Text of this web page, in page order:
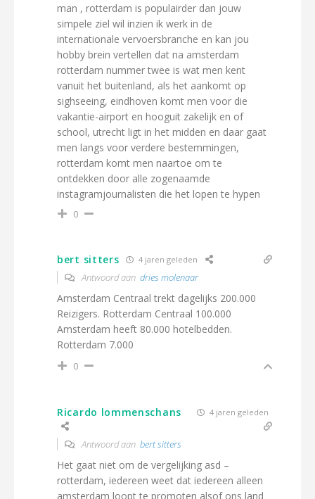
man , rotterdam is populairder dan jouw
simpele ziel wil inzien ik werk in de
internationale vervoersbranche en kan jou
hobby brein vertellen dat na amsterdam
rotterdam nummer twee is wat men kent
vanuit het buitenland, als het aankomt op
sighseeing, eindhoven komt men voor die
vakantie-airport en hooguit zakelijk en of
school, utrecht ligt in het midden en daar gaat
men langs voor verdere bestemmingen,
rotterdam komt men naartoe om te
ontdekken door alle zogenaamde
instagramjournalisten die het lopen te hypen
0
bert sitters 4 jaren geleden
Antwoord aan dries molenaar
Amsterdam Centraal trekt dagelijks 200.000
Reizigers. Rotterdam Centraal 100.000
Amsterdam heeft 80.000 hotelbedden.
Rotterdam 7.000
0
Ricardo lommenschans 4 jaren geleden
Antwoord aan bert sitters
Het gaat niet om de vergelijking asd –
rotterdam, iedereen weet dat iedereen alleen
amsterdam loopt te promoten alsof ons land